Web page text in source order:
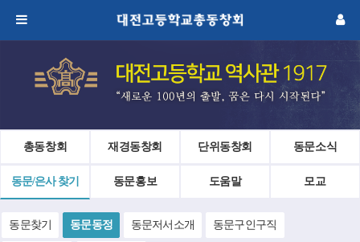
총동창회 재경동창회 단위동창회 동문소식
동문/은사 찾기 동문홍보 도움말 모교
동문찾기 동문동정 동문저서소개 동문구인구직